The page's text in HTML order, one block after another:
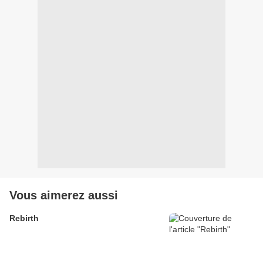
Vous aimerez aussi
Rebirth